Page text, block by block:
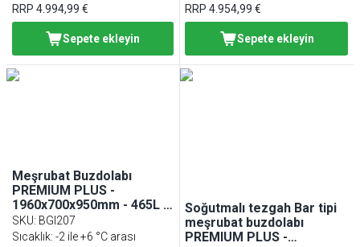
RRP 4.994,99 €
Sepete ekleyin
RRP4.954,99 €
Sepete ekleyin
Meşrubat Buzdolabı
PREMIUM PLUS -
1960x700x950mm - 465L -
Tezgah altı, 3 cam kapı
SKU: BGI207
Sıcaklık: -2 ile +6 °C arası
Soğutmalı tezgah Bar tipi
meşrubat buzdolabı
PREMIUM PLUS -